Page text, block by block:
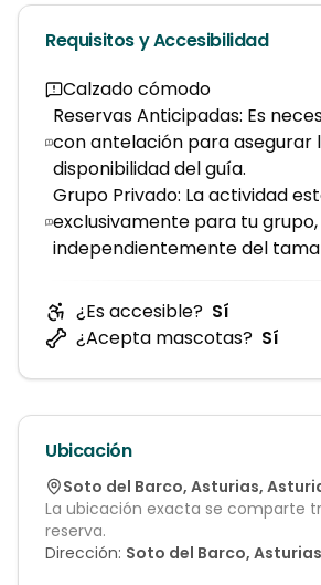
Requisitos y Accesibilidad
Calzado cómodo
Reservas Anticipadas: Es
con antelación para asegurar
disponibilidad del guía.
Grupo Privado: La actividad
exclusivamente para tu grupo,
independientemente del
¿Es accesible? Sí
¿Acepta mascotas? Sí
Ubicación
Soto del Barco, Asturias,
La ubicación exacta se comparte
reserva.
Dirección: Soto del Barco,